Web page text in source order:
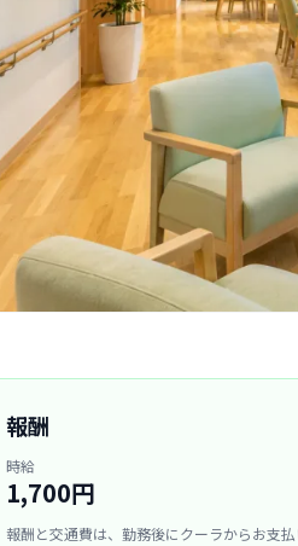
報酬
時給
1,700円
報酬と交通費は、勤務後にクーラからお支払